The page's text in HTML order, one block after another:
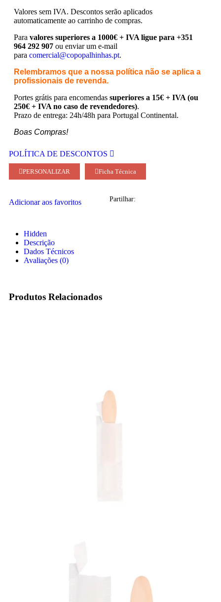
Valores sem IVA. Descontos serão aplicados
automaticamente ao carrinho de compras.
Para valores superiores a 1000€ + IVA ligue para +351
964 292 907 ou enviar um e-mail
para comercial@copopalhinhas.pt.
Relembramos que a nossa política não se aplica a
profissionais de revenda.
Portes grátis para encomendas superiores a 15€ + IVA (ou
250€ + IVA no caso de revendedores).
Prazo de entrega: 24h/48h para Portugal Continental.
Boas Compras!
POLÍTICA DE DESCONTOS
PERSONALIZAR Ficha Técnica
Adicionar aos favoritos Partilhar:
Hidden
Descrição
Dados Técnicos
Avaliações (0)
Produtos Relacionados